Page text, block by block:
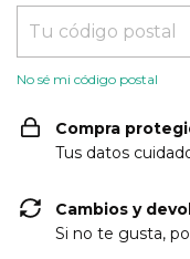
No sé mi código postal
Compra
Tus datos
Cambios y
Si no te gusta,